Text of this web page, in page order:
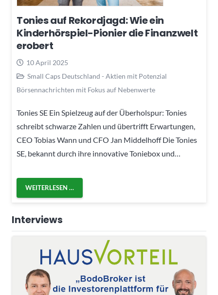
Tonies auf Rekordjagd: Wie ein
Kinderhörspiel-Pionier die Finanzwelt
erobert
10 April 2025
Small Caps Deutschland - Aktien mit Potenzial
Börsennachrichten mit Fokus auf Nebenwerte
Tonies SE Ein Spielzeug auf der Überholspur: Tonies
schreibt schwarze Zahlen und übertrifft Erwartungen,
CEO Tobias Wann und CFO Jan Middelhoff Die Tonies
SE, bekannt durch ihre innovative Toniebox und…
WEITERLESEN …
Interviews